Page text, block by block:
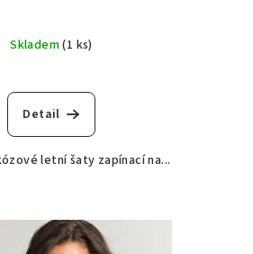
Skladem(1 ks)
Detail
letní šaty zapínací na...